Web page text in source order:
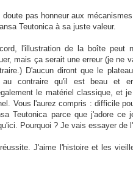
pas honneur aux
Teutonica à sa juste valeur.
l'illustration de la boîte peut
mais ça serait une erreur (je ne
D'aucun diront que le
au contraire qu'il est beau et
le matériel classique, et
Vous l'aurez compris : difficile
Teutonica parce que j'adore ce
Pourquoi ? Je vais essayer de
J'aime l'histoire et les